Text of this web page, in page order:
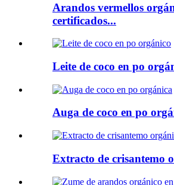
Arandos vermellos
certificados...
Leite de coco en po
Auga de coco en po
Extracto de crisantemo